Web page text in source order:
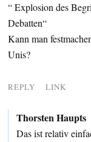
“ Explosion des
Debatten“
Kann man
Unis?
REPLY LINK
Thorsten Haupts
Das ist relativ